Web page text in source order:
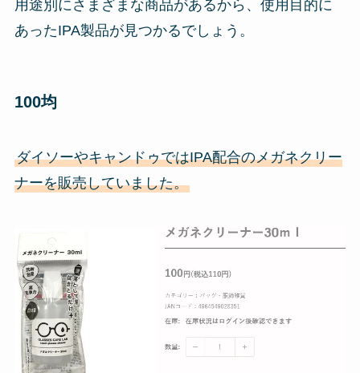
用途別にさまざまな商品があるから、使用目的に
あったIPA製品が見つかるでしょう。
100均
ダイソーやキャンドゥではIPA配合のメガネクリー
ナーを販売していました。